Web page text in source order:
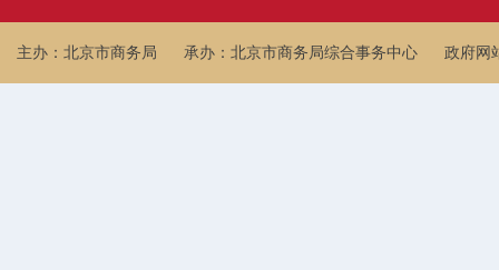
主办：北京市商务局 承办：北京市商务局综合事务中心 政府网